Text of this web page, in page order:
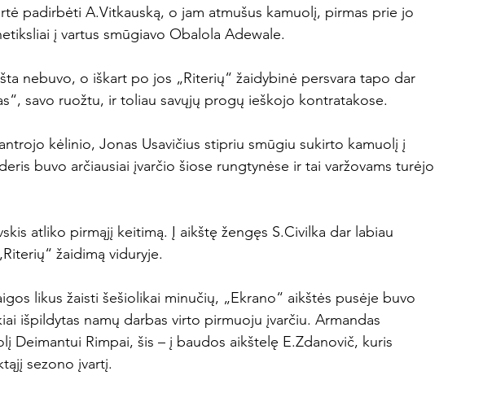
padirbėti A.Vitkauską, o jam atmušus kamuolį, pirmas prie jo
į vartus smūgiavo Obalola Adewale.
nebuvo, o iškart po jos „Riterių“ žaidybinė persvara tapo dar
savo ruožtu, ir toliau savųjų progų ieškojo kontratakose.
kėlinio, Jonas Usavičius stipriu smūgiu sukirto kamuolį į
buvo arčiausiai įvarčio šiose rungtynėse ir tai varžovams turėjo
atliko pirmąjį keitimą. Į aikštę žengęs S.Civilka dar labiau
žaidimą viduryje.
likus žaisti šešiolikai minučių, „Ekrano“ aikštės pusėje buvo
išpildytas namų darbas virto pirmuoju įvarčiu. Armandas
Deimantui Rimpai, šis – į baudos aikštelę E.Zdanovič, kuris
sezono įvartį.